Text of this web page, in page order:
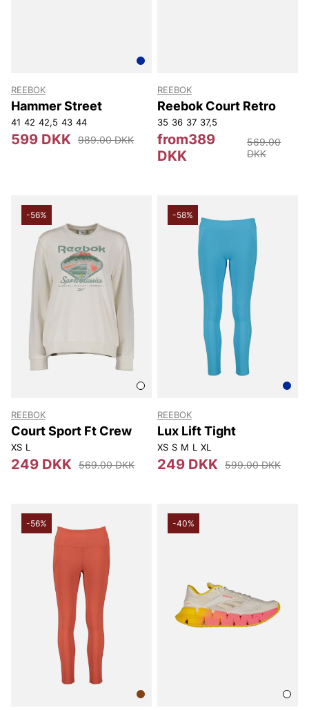
REEBOK
Hammer Street
41 42 42,5 43 44
599 DKK 989.00 DKK
REEBOK
Reebok Court Retro
35 36 37 37,5
from389
DKK
569.00
DKK
-56%
REEBOK
Court Sport Ft Crew
XS L
249 DKK 569.00 DKK
-58%
REEBOK
Lux Lift Tight
XS S M L XL
249 DKK 599.00 DKK
-56% -40%